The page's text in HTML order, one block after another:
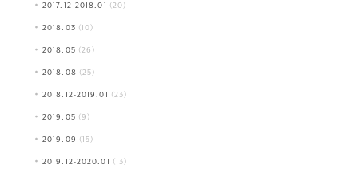
2017.12-2018.01 (20)
2018.03 (10)
2018.05 (26)
2018.08 (25)
2018.12-2019.01 (23)
2019.05 (9)
2019.09 (15)
2019.12-2020.01 (13)